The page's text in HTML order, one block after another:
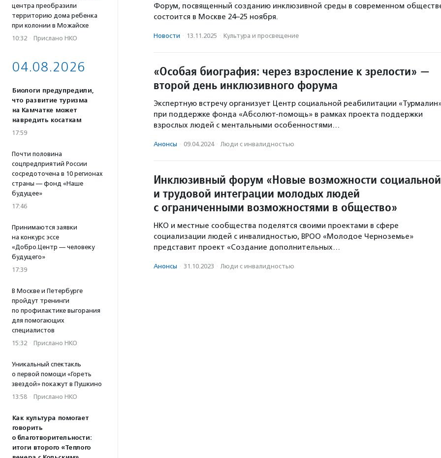
центра преобразили
территорию дома ребенка
при колонии в Можайске
10:32 · Прислано НКО
04.08.2026
Биологи предупредили,
что развитие туризма
на Камчатке может
навредить косаткам
17:59
Почти половина
соцпредприятий России
сосредоточена в 10 регионах
страны — фонд «Наше
будущее»
17:46
Принимаются заявки
на конкурс эссе
«Добро.Центр — человеку
будущего»
17:39
В Москве и Петербурге
пройдут тренинги
по профилактике выгорания
для помогающих
специалистов
15:32 · Прислано НКО
Уникальный спектакль
о первой помощи «Гореть
звездой» покажут в Пушкино
13:58 · Прислано НКО
Как культура помогает
говорить
о благотворительности:
итоги второго «Теплого
Форум, посвященный созданию инклюзивной среды в современном
состоится в Москве 24–25 ноября.
Новости · 13.11.2025 · Культура и просвещение
«Особая биография: через взросление к зрелости» —
второй день инклюзивного форума
Экспертную встречу организует Центр социальной реабилитации
при поддержке фонда «Абсолют-помощь» в рамках проекта поддержки
взрослых людей с ментальными особенностями…
Анонсы · 09.04.2024 · Люди с инвалидностью
Инклюзивный форум «Новые возможности социальной
и трудовой интеграции молодых людей
с ограниченными возможностями в общество»
НКО и местные сообщества поделятся своими проектами в сфере
социализации людей с инвалидностью, ВРОО «Молодое Черноземье»
представит проект «Создание дополнительных…
Анонсы · 31.10.2023 · Люди с инвалидностью